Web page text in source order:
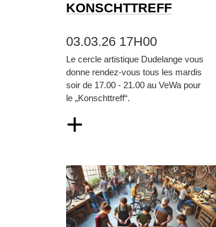
KONSCHTTREFF
03.03.26 17H00
Le cercle artistique Dudelange vous
donne rendez-vous tous les mardis
soir de 17.00 - 21.00 au VeWa pour
le „Konschttreff“.
+